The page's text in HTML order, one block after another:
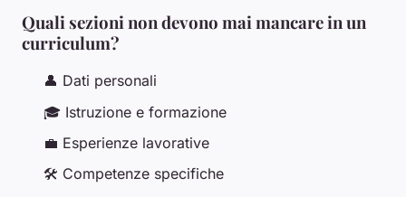
Quali sezioni non devono mai mancare in un
curriculum?
👤 Dati personali
🎓 Istruzione e formazione
💼 Esperienze lavorative
🛠 Competenze specifiche